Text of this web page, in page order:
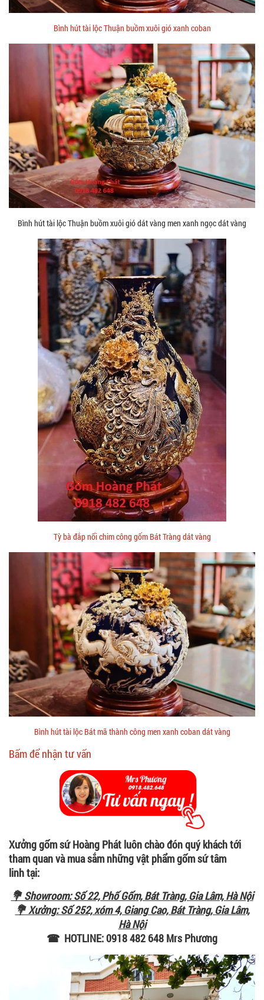
Bình hút tài lộc Thuận buồm xuôi gió xanh coban
Bình hút tài lộc Thuận buồm xuôi gió dát vàng men xanh ngọc dát vàng
Tỳ bà đắp nổi chim công gốm Bát Tràng dát vàng
Bình hút tài lộc Bát mã thành công men xanh coban dát vàng
Bấm để nhận tư vấn
Xưởng gốm sứ Hoàng Phát luôn chào đón quý khách tới
tham quan và mua sắm những vật phẩm gốm sứ tâm
linh tại:
💐 Showroom: Số 22, Phố Gốm, Bát Tràng, Gia Lâm, Hà Nội
💐 Xưởng: Số 252, xóm 4, Giang Cao, Bát Tràng, Gia Lâm,
Hà Nội
☎ HOTLINE: 0918 482 648 Mrs Phương